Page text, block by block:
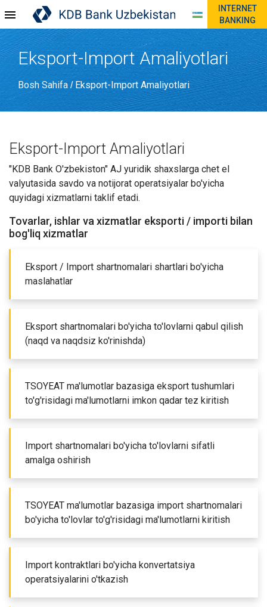
INTERNET
BANKING
Eksport-Import Amaliyotlari
Bosh Sahifa/Eksport-Import Amaliyotlari
Eksport-Import Amaliyotlari
"KDB Bank O'zbekiston" AJ yuridik shaxslarga chet el
valyutasida savdo va notijorat operatsiyalar bo'yicha
quyidagi xizmatlarni taklif etadi.
Tovarlar, ishlar va xizmatlar eksporti / importi bilan
bog'liq xizmatlar
Eksport / Import shartnomalari shartlari bo'yicha
maslahatlar
Eksport shartnomalari bo'yicha to'lovlarni qabul qilish
(naqd va naqdsiz ko'rinishda)
TSOYEAT ma'lumotlar bazasiga eksport tushumlari
to'g'risidagi ma'lumotlarni imkon qadar tez kiritish
Import shartnomalari bo'yicha to'lovlarni sifatli
amalga oshirish
TSOYEAT ma'lumotlar bazasiga import shartnomalari
bo'yicha to'lovlar to'g'risidagi ma'lumotlarni kiritish
Import kontraktlari bo'yicha konvertatsiya
operatsiyalarini o'tkazish